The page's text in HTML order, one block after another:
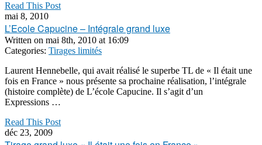
Read This Post
mai 8, 2010
L’Ecole Capucine – Intégrale grand luxe
Written on mai 8th, 2010 at 16:09
Categories: Tirages limités
Laurent Hennebelle, qui avait réalisé le superbe TL de « Il était une
fois en France » nous présente sa prochaine réalisation, l’intégrale
(histoire complète) de L’école Capucine. Il s’agit d’un
Expressions …
Read This Post
déc 23, 2009